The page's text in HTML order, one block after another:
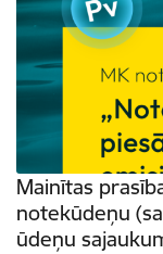
Mainītas
notekūdeņu
ūdeņu